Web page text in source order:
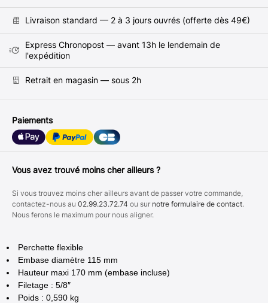
Livraison standard — 2 à 3 jours ouvrés (offerte dès 49€)
Express Chronopost — avant 13h le lendemain de
l'expédition
Retrait en magasin — sous 2h
Paiements
Vous avez trouvé moins cher ailleurs ?
Si vous trouvez moins cher ailleurs avant de passer votre commande,
contactez-nous au 02.99.23.72.74 ou sur notre formulaire de contact.
Nous ferons le maximum pour nous aligner.
Perchette flexible
Embase diamètre 115 mm
Hauteur maxi 170 mm (embase incluse)
Filetage : 5/8″
Poids : 0,590 kg